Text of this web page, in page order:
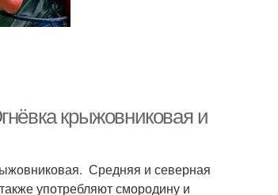
крыжовниковая и
Средняя и северная
употребляют смородину и